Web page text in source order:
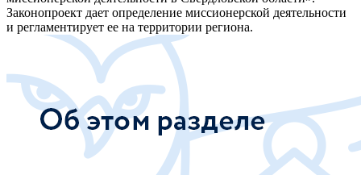
Законопроект дает определение миссионерской деятельности
и регламентирует ее на территории региона.